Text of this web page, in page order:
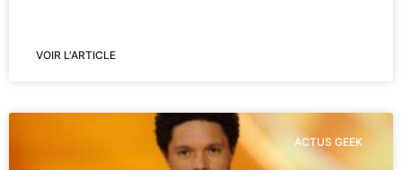
VOIR L'ARTICLE
ACTUS GEEK